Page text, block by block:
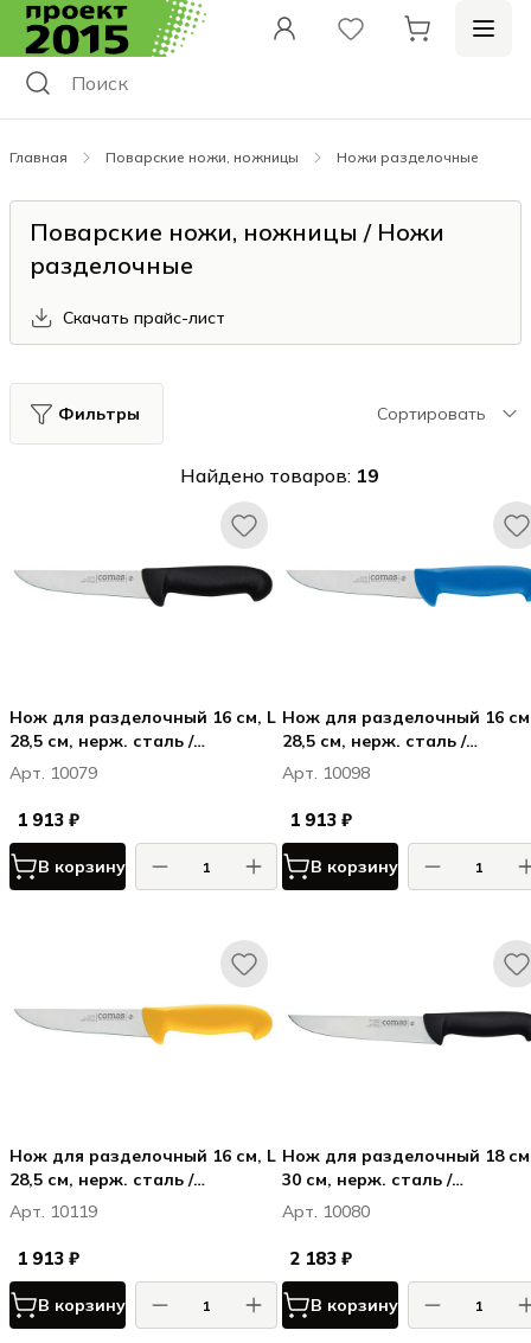
Главная Поварские ножи, ножницы Ножи разделочные
Поварские ножи, ножницы / Ножи
разделочные
Скачать прайс-лист
Фильтры Сортировать
Найдено товаров: 19
Нож для разделочный 16 см, L
28,5 см, нерж. сталь /
полипропилен, цвет ручки
черный, Карбон / Carbon
Арт. 10079
1 913 ₽
В корзину
Нож для разделочный 16 см, L
28,5 см, нерж. сталь /
полипропилен, цвет ручки
cиний, Карбон / Carbon
Арт. 10098
1 913 ₽
В корзину
Нож для разделочный 16 см, L
28,5 см, нерж. сталь /
полипропилен, цвет ручки
желтый, Карбон / Carbon
Арт. 10119
1 913 ₽
В корзину
Нож для разделочный 18 см, L
30 см, нерж. сталь /
полипропилен, цвет ручки
черный, Карбон / Carbon
Арт. 10080
2 183 ₽
В корзину